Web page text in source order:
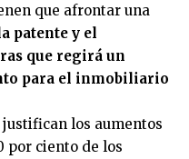
que afrontar una
patente y el
que regirá un
para el inmobiliario
los aumentos
por ciento de los